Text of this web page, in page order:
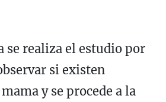
se realiza el estudio por
si existen
y se procede a la